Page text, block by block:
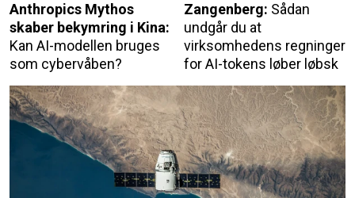
Anthropics Mythos
skaber bekymring i Kina:
Kan AI-modellen bruges
som cybervåben?
Zangenberg: Sådan
undgår du at
virksomhedens regninger
for AI-tokens løber løbsk